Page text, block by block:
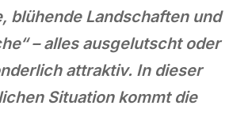
blühende Landschaften und
– alles ausgelutscht oder
attraktiv. In dieser
Situation kommt die